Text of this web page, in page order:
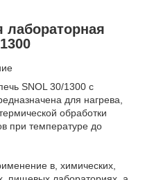
лабораторная
SNOL 30/1300 с
для нагрева,
обработки
при температуре до
в, химических,